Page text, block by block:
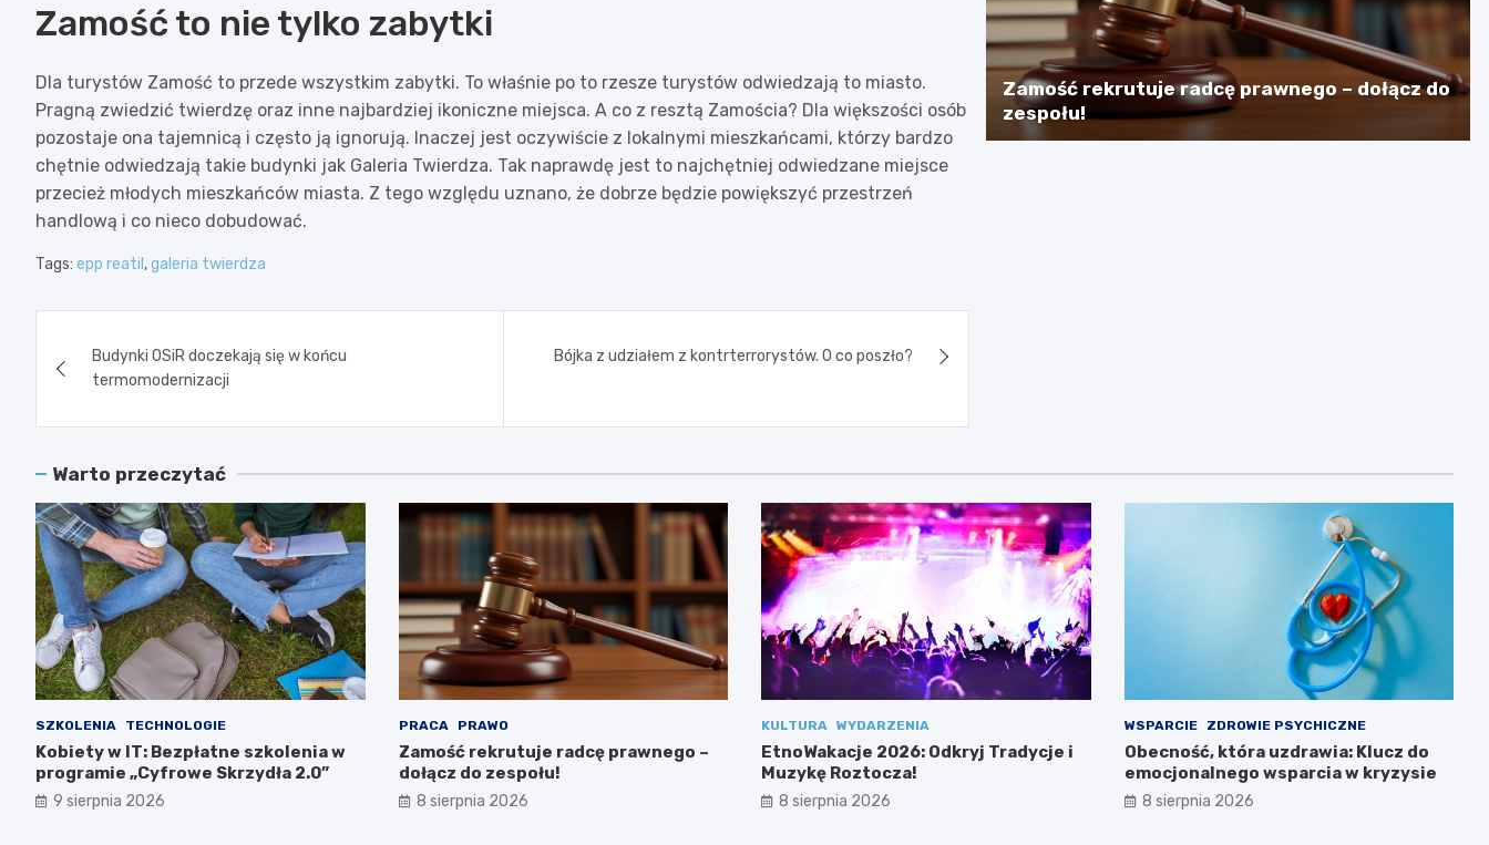
Zamość to nie tylko zabytki
Dla turystów Zamość to przede wszystkim zabytki. To właśnie po to rzesze turystów odwiedzają to miasto.
Pragną zwiedzić twierdzę oraz inne najbardziej ikoniczne miejsca. A co z resztą Zamościa? Dla większości osób
pozostaje ona tajemnicą i często ją ignorują. Inaczej jest oczywiście z lokalnymi mieszkańcami, którzy bardzo
chętnie odwiedzają takie budynki jak Galeria Twierdza. Tak naprawdę jest to najchętniej odwiedzane miejsce
przecież młodych mieszkańców miasta. Z tego względu uznano, że dobrze będzie powiększyć przestrzeń
handlową i co nieco dobudować.
Tags: epp reatil ,galeria twierdza
wpisuBudynki OSiR doczekają się w końcu
termomodernizacji
Bójka z udziałem z kontrterrorystów. O co poszło?
Zamość rekrutuje radcę prawnego – dołącz do
zespołu!
Warto przeczytać
SZKOLENIA TECHNOLOGIE
Kobiety w IT: Bezpłatne szkolenia w
programie „Cyfrowe Skrzydła 2.0”
9 sierpnia 2026
PRACA PRAWO
Zamość rekrutuje radcę prawnego –
dołącz do zespołu!
8 sierpnia 2026
KULTURA WYDARZENIA
EtnoWakacje 2026: Odkryj Tradycje i
Muzykę Roztocza!
8 sierpnia 2026
WSPARCIE ZDROWIE PSYCHICZNE
Obecność, która uzdrawia: Klucz do
emocjonalnego wsparcia w kryzysie
8 sierpnia 2026